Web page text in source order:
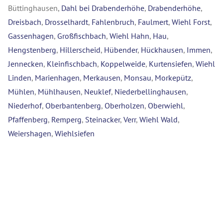
Büttinghausen, Dahl bei Drabenderhöhe, Drabenderhöhe,
Dreisbach, Drosselhardt, Fahlenbruch, Faulmert, Wiehl Forst,
Gassenhagen, Großfischbach, Wiehl Hahn, Hau,
Hengstenberg, Hillerscheid, Hübender, Hückhausen, Immen,
Jennecken, Kleinfischbach, Koppelweide, Kurtensiefen, Wiehl
Linden, Marienhagen, Merkausen, Monsau, Morkepütz,
Mühlen, Mühlhausen, Neuklef, Niederbellinghausen,
Niederhof, Oberbantenberg, Oberholzen, Oberwiehl,
Pfaffenberg, Remperg, Steinacker, Verr, Wiehl Wald,
Weiershagen, Wiehlsiefen